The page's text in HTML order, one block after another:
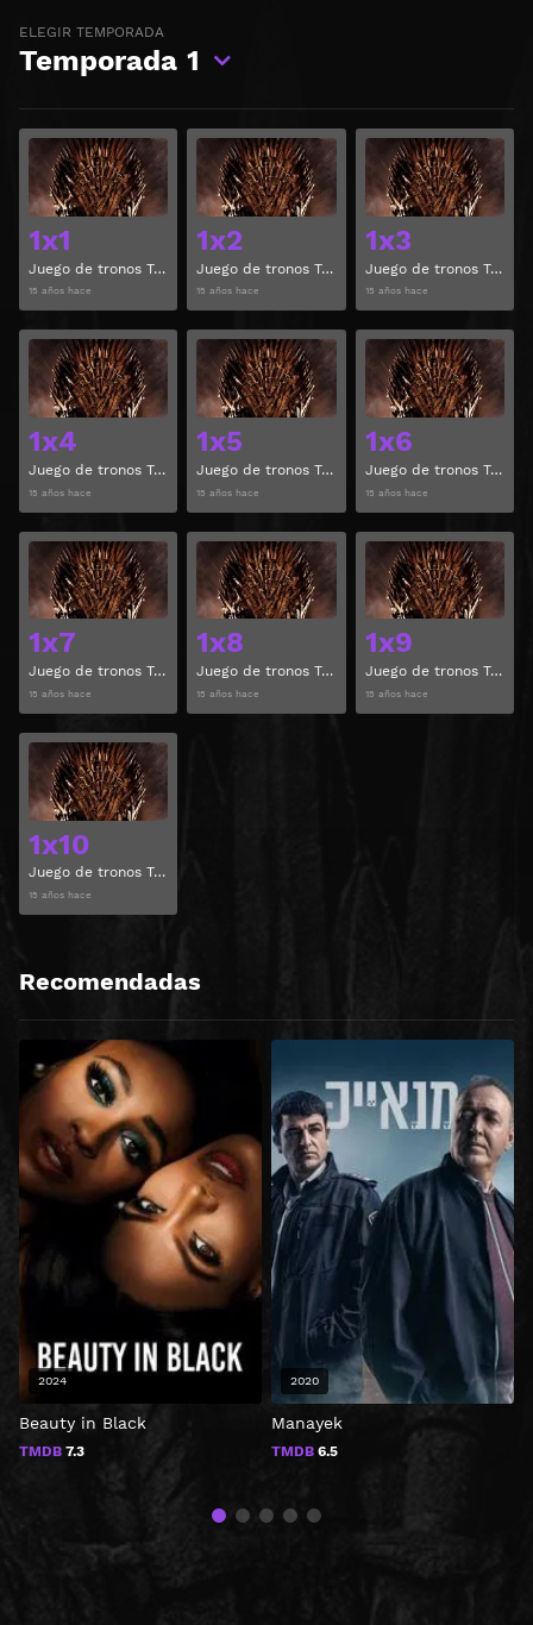
ELEGIR TEMPORADA
Temporada 1
1x1
Juego de tronos Temporada 1 Capitulo 1
15 años hace
Ver
1x2
Juego de tronos Temporada 1 Capitulo 2
15 años hace
Ver
1x3
Juego de tronos Temporada 1 Capitulo 3
15 años hace
1x4
Juego de tronos Temporada 1 Capitulo 4
15 años hace
Ver
1x5
Juego de tronos Temporada 1 Capitulo 5
15 años hace
Ver
1x6
Juego de tronos Temporada 1 Capitulo 6
15 años hace
1x7
Juego de tronos Temporada 1 Capitulo 7
15 años hace
Ver
1x8
Juego de tronos Temporada 1 Capitulo 8
15 años hace
Ver
1x9
Juego de tronos Temporada 1 Capitulo 9
15 años hace
1x10
Juego de tronos Temporada 1 Capitulo 10
15 años hace
Recomendadas
Beauty in Black
TMDB 7.3
2024
Manayek
TMDB 6.5
2020